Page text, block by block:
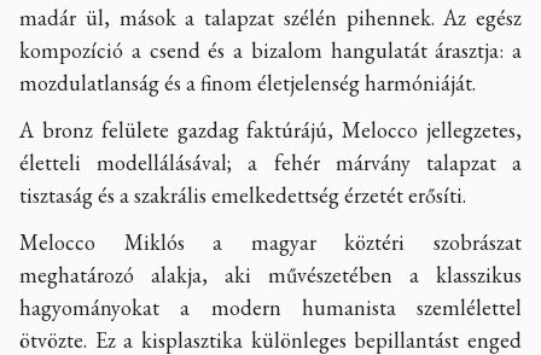
madár ül, mások a talapzat szélén pihennek. Az egész
kompozíció a csend és a bizalom hangulatát árasztja: a
mozdulatlanság és a finom életjelenség harmóniáját.
A bronz felülete gazdag faktúrájú, Melocco jellegzetes,
életteli modellálásával; a fehér márvány talapzat a
tisztaság és a szakrális emelkedettség érzetét erősíti.
Melocco Miklós a magyar köztéri szobrászat
meghatározó alakja, aki művészetében a klasszikus
hagyományokat a modern humanista szemlélettel
ötvözte. Ez a kisplasztika különleges bepillantást enged